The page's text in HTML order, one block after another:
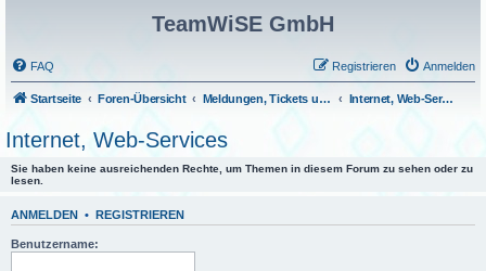
TeamWiSE GmbH
FAQ Anmelden
Registrieren
Startseite Foren-Übersicht Meldungen, Tickets und Fragen Internet, Web-Services
Internet, Web-Services
Sie haben keine ausreichenden Rechte, um Themen in diesem Forum zu sehen oder zu
lesen.
ANMELDEN • REGISTRIEREN
Benutzername: